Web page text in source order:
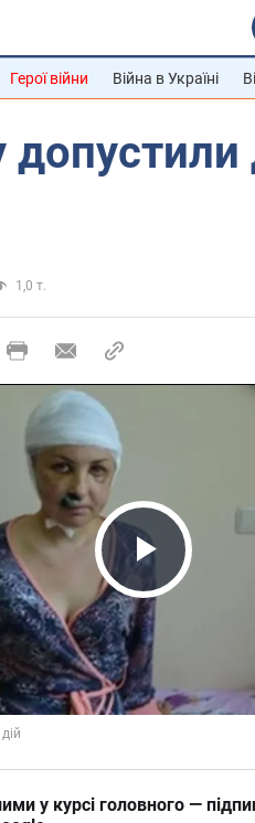
Герої війни Війна в Україні
1,0 т.
Play
у курсі головного —